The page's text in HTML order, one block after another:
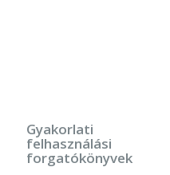
Gyakorlati
felhasználási
forgatókönyvek